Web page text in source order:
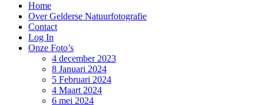
Home
Over Gelderse Natuurfotografie
Contact
Log In
Onze Foto’s
4 december 2023
8 Januari 2024
5 Februari 2024
4 Maart 2024
6 mei 2024